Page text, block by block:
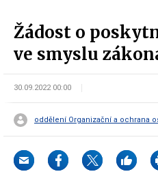
Žádost o
ve smyslu
30.09.2022 00:00
oddělení Organizační a ochrana